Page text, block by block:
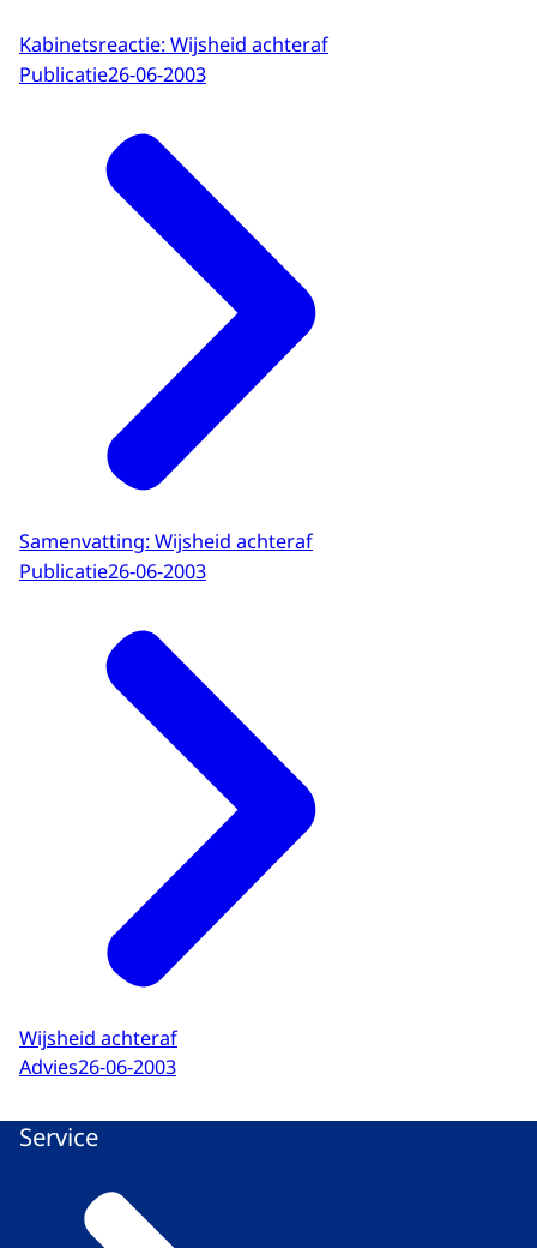
Kabinetsreactie: Wijsheid achteraf
Publicatie26-06-2003
Samenvatting: Wijsheid achteraf
Publicatie26-06-2003
Wijsheid achteraf
Advies26-06-2003
Service